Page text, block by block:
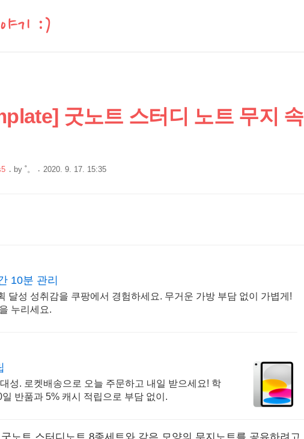
야기 :)
굿노트 스터디 노트 무지 속
by ˚。 2020. 9. 17. 15:35
10분 관리
달성 성취감을 쿠팡에서 경험하세요. 무거운 가방 부담 없이 가볍게!
누리세요.
성. 로켓배송으로 오늘 주문하고 내일 받으세요! 학
반품과 5% 캐시 적립으로 부담 없이.